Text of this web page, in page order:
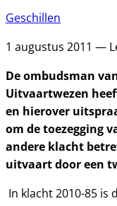
Geschillen
1 augustus 2011 —
De ombudsman
Uitvaartwezen
en hierover
om de toezegging
andere klacht
uitvaart door een
In klacht 2010-85 is